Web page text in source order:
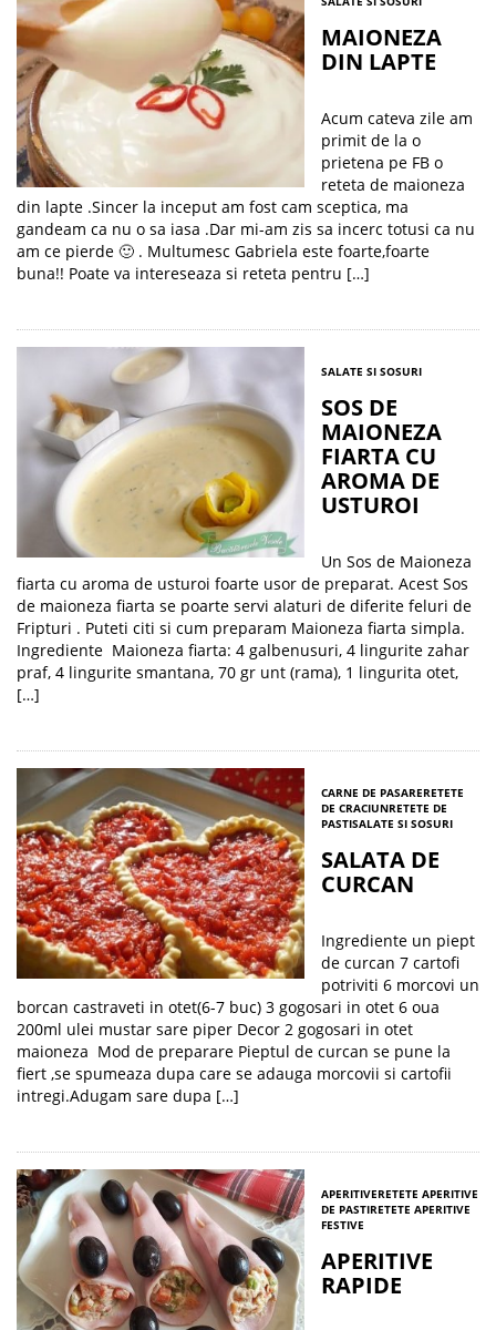
MAIONEZA
DIN LAPTE
Acum cateva zile am
primit de la o
prietena pe FB o
reteta de maioneza
din lapte .Sincer la inceput am fost cam sceptica, ma
gandeam ca nu o sa iasa .Dar mi-am zis sa incerc totusi ca nu
am ce pierde 🙂 . Multumesc Gabriela este foarte,foarte
buna!! Poate va intereseaza si reteta pentru […]
SALATE SI SOSURI
SOS DE
MAIONEZA
FIARTA CU
AROMA DE
USTUROI
Un Sos de Maioneza
fiarta cu aroma de usturoi foarte usor de preparat. Acest Sos
de maioneza fiarta se poarte servi alaturi de diferite feluri de
Fripturi . Puteti citi si cum preparam Maioneza fiarta simpla.
Ingrediente Maioneza fiarta: 4 galbenusuri, 4 lingurite zahar
praf, 4 lingurite smantana, 70 gr unt (rama), 1 lingurita otet,
[…]
CARNE DE PASARERETETE
DE CRACIUNRETETE DE
PASTISALATE SI SOSURI
SALATA DE
CURCAN
Ingrediente un piept
de curcan 7 cartofi
potriviti 6 morcovi un
borcan castraveti in otet(6-7 buc) 3 gogosari in otet 6 oua
200ml ulei mustar sare piper Decor 2 gogosari in otet
maioneza Mod de preparare Pieptul de curcan se pune la
fiert ,se spumeaza dupa care se adauga morcovii si cartofii
intregi.Adugam sare dupa […]
APERITIVERETETE APERITIVE
DE PASTIRETETE APERITIVE
FESTIVE
APERITIVE
RAPIDE